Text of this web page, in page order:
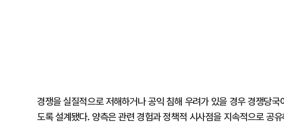
경쟁을 실질적으로 저해하거나 공익 침해 우려가 있을 경우 경쟁당
도록 설계됐다. 양측은 관련 경험과 정책적 시사점을 지속적으로 공